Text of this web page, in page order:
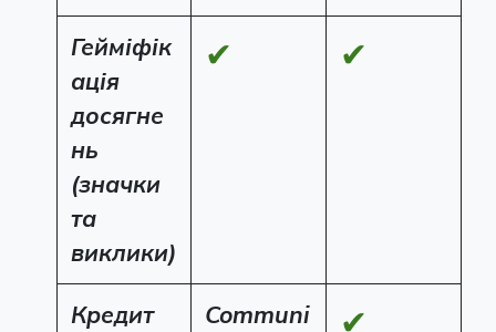
Гейміфік
ація
досягне
нь
(значки
та
виклики)
✔ ✔
Кредит
Communi
✔